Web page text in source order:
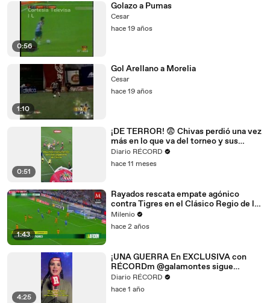
0:56
Golazo a Pumas
Cesar
hace 19 años
1:10
Gol Arellano a Morelia
Cesar
hace 19 años
0:51
¡DE TERROR! 😨 Chivas perdió una vez
más en lo que va del torneo y sus
aficionados no perdonaron
Diario RÉCORD
hace 11 meses
1:43
Rayados rescata empate agónico
contra Tigres en el Clásico Regio de la
Liga MX
Milenio
hace 2 años
4:25
¡UNA GUERRA En EXCLUSIVA con
RÉCORDm @galamontes sigue
calentando la pelea contra Alana.
Diario RÉCORD
hace 1 año